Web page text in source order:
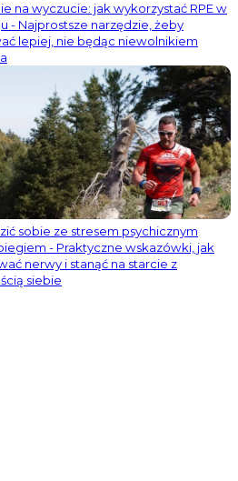
na wyczucie: jak wykorzystać RPE w
- Najprostsze narzędzie, żeby
lepiej, nie będąc niewolnikiem
sobie ze stresem psychicznym
- Praktyczne wskazówki, jak
nerwy i stanąć na starcie z
siebie